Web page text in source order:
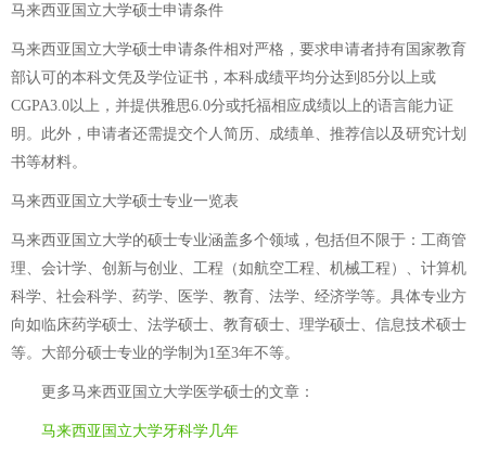
马来西亚国立大学硕士申请条件
马来西亚国立大学硕士申请条件相对严格，要求申请者持有国家教育
部认可的本科文凭及学位证书，本科成绩平均分达到85分以上或
CGPA3.0以上，并提供雅思6.0分或托福相应成绩以上的语言能力证
明。此外，申请者还需提交个人简历、成绩单、推荐信以及研究计划
书等材料。
马来西亚国立大学硕士专业一览表
马来西亚国立大学的硕士专业涵盖多个领域，包括但不限于：工商管
理、会计学、创新与创业、工程（如航空工程、机械工程）、计算机
科学、社会科学、药学、医学、教育、法学、经济学等。具体专业方
向如临床药学硕士、法学硕士、教育硕士、理学硕士、信息技术硕士
等。大部分硕士专业的学制为1至3年不等。
更多马来西亚国立大学医学硕士的文章：
马来西亚国立大学牙科学几年